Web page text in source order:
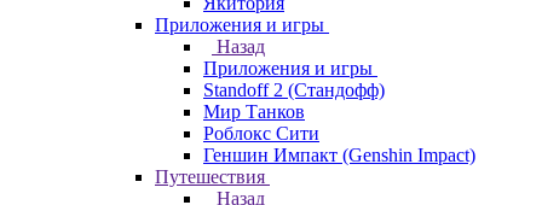
Приложения и игры
Назад
Приложения и игры
Standoff 2 (Стандофф)
Мир Танков
Роблокс Сити
Геншин Импакт (Genshin Impact)
Путешествия
Назад